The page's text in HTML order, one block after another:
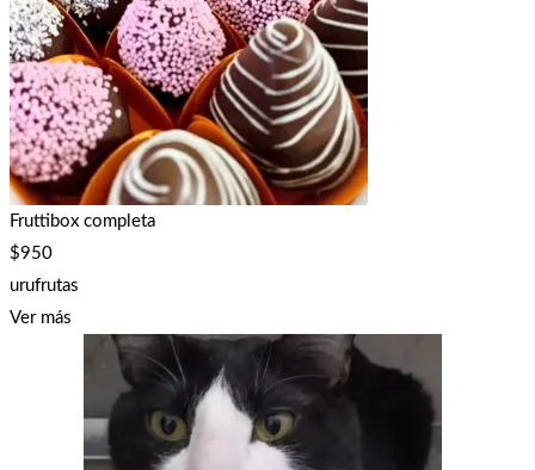
Fruttibox completa
$950
urufrutas
Ver más